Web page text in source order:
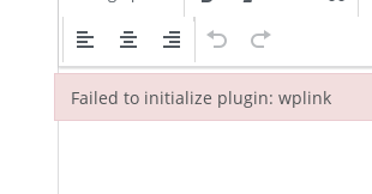
Failed to initialize plugin: wplink
Failed to initialize plugin: wplink